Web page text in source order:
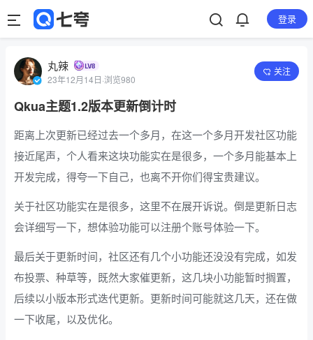
登录
Qkua主题1.2版本更新倒计时
丸辣
23年12月14日·浏览980
关注
距离上次更新已经过去一个多月，在这一个多月开发社区功能
接近尾声，个人看来这块功能实在是很多，一个多月能基本上
开发完成，得夸一下自己，也离不开你们得宝贵建议。
关于社区功能实在是很多，这里不在展开诉说。倒是更新日志
会详细写一下，想体验功能可以注册个账号体验一下。
最后关于更新时间，社区还有几个小功能还没没有完成，如发
布投票、种草等，既然大家催更新，这几块小功能暂时搁置，
后续以小版本形式迭代更新。更新时间可能就这几天，还在做
一下收尾，以及优化。